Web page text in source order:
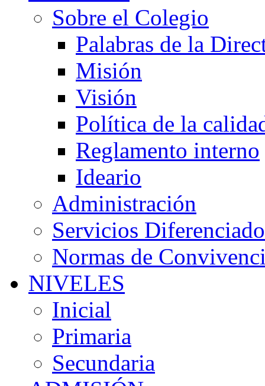
Sobre el Colegio
Palabras de la
Misión
Visión
Política de la
Reglamento interno
Ideario
Administración
Servicios
Normas de
NIVELES
Inicial
Primaria
Secundaria